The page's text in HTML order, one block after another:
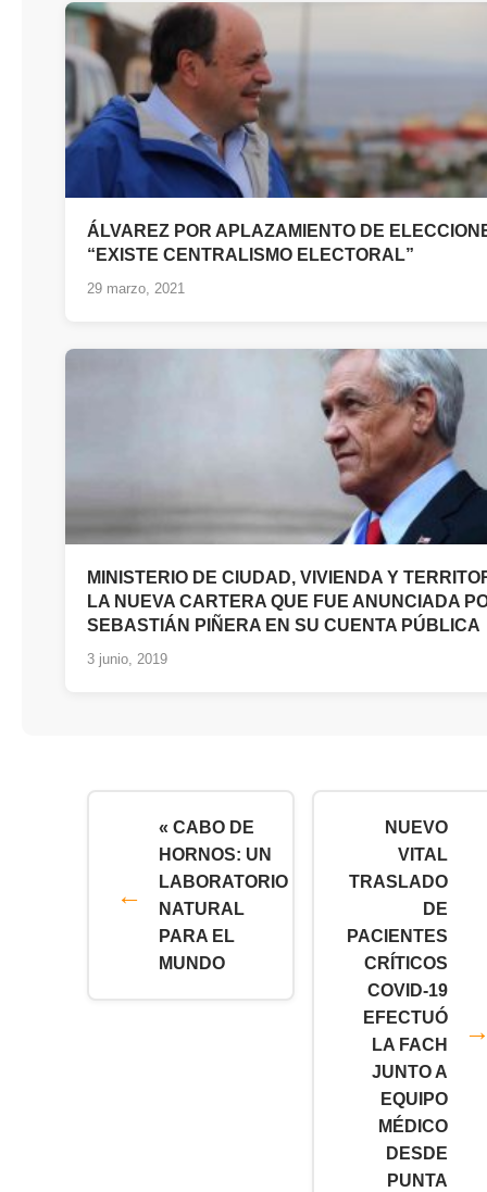
ÁLVAREZ POR APLAZAMIENTO DE
“EXISTE CENTRALISMO ELECTORAL”
29 marzo, 2021
MINISTERIO DE CIUDAD, VIVIENDA Y
LA NUEVA CARTERA QUE FUE ANUNCIADA
SEBASTIÁN PIÑERA EN SU CUENTA PÚBLICA
3 junio, 2019
« CABO DE
HORNOS: UN
LABORATORIO
NATURAL
PARA EL
MUNDO
NUEVO
VITAL
TRASLADO
DE
PACIENTES
CRÍTICOS
COVID-19
EFECTUÓ
LA FACH
JUNTO A
EQUIPO
MÉDICO
DESDE
PUNTA